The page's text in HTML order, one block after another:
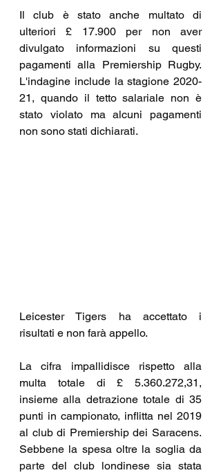
Il club è stato anche multato di
ulteriori £ 17.900 per non aver
divulgato informazioni su questi
pagamenti alla Premiership Rugby.
L'indagine include la stagione 2020-
21, quando il tetto salariale non è
stato violato ma alcuni pagamenti
non sono stati dichiarati.
Leicester Tigers ha accettato i
risultati e non farà appello.
La cifra impallidisce rispetto alla
multa totale di £ 5.360.272,31,
insieme alla detrazione totale di 35
punti in campionato, inflitta nel 2019
al club di Premiership dei Saracens.
Sebbene la spesa oltre la soglia da
parte del club londinese sia stata